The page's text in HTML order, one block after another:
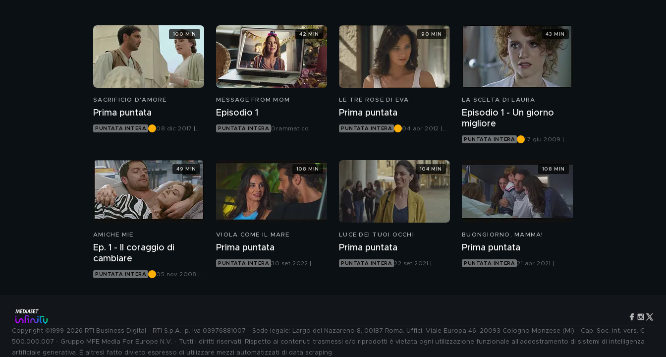
SACRIFICIO D'AMORE
Prima puntata
PUNTATA INTERA
08 dic 2017 |
100 MIN
MESSAGE FROM MOM
Episodio 1
PUNTATA INTERA Drammatico
42 MIN
LE TRE ROSE DI EVA
Prima puntata
PUNTATA INTERA
04 apr 2012 |
90 MIN
LA SCELTA DI LAURA
Episodio 1 - Un giorno
migliore
PUNTATA INTERA
17 giu 2009 |
43 MIN
AMICHE MIE
Ep. 1 - Il coraggio di
cambiare
PUNTATA INTERA
05 nov 2008 |
49 MIN
VIOLA COME IL MARE
Prima puntata
PUNTATA INTERA 30 set 2022 |
108 MIN
LUCE DEI TUOI OCCHI
Prima puntata
PUNTATA INTERA 22 set 2021 |
104 MIN
BUONGIORNO, MAMMA!
Prima puntata
PUNTATA INTERA 21 apr 2021 |
108 MIN
Copyright ©1999-2026 RTI Business Digital - RTI S.p.A.: p. iva 03976881007 - Sede legale: Largo del Nazareno 8, 00187 Roma. Uffici: Viale Europa 46, 20093 Cologno Monzese (MI) - Cap. Soc. int. vers. €
500.000.007 - Gruppo MFE Media For Europe N.V. - Tutti i diritti riservati. Rispetto ai contenuti trasmessi e/o riprodotti è vietata ogni utilizzazione funzionale all'addestramento di sistemi di intelligenza
artificiale generativa. È altresì fatto divieto espresso di utilizzare mezzi automatizzati di data scraping.